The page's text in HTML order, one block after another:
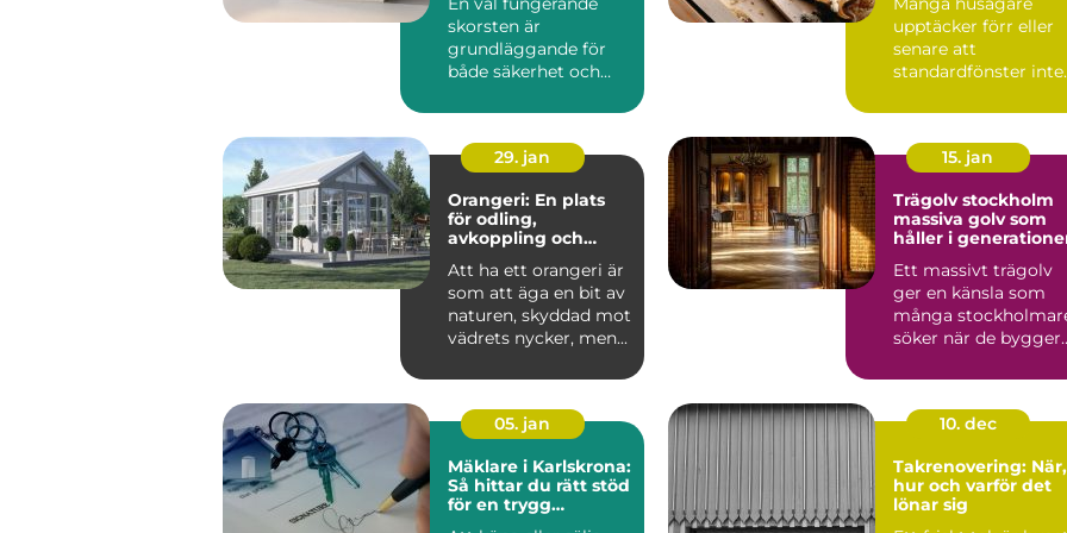
skorsten är
grundläggande för
både säkerhet och
du eldar i ka...
upptäcker förr eller
senare att
standardfönster inte
Kanske är ö...
29. jan
Orangeri: En plats
för odling,
avkoppling och
Att ha ett orangeri är
som att äga en bit av
naturen, skyddad mot
vädrets nycker, men...
15. jan
Trägolv stockholm
massiva golv som
håller i
Ett massivt trägolv
ger en känsla som
många
söker när de bygger
inr...
05. jan
Mäklare i Karlskrona:
Så hittar du rätt stöd
för en trygg
10. dec
Takrenovering: När,
hur och varför det
lönar sig